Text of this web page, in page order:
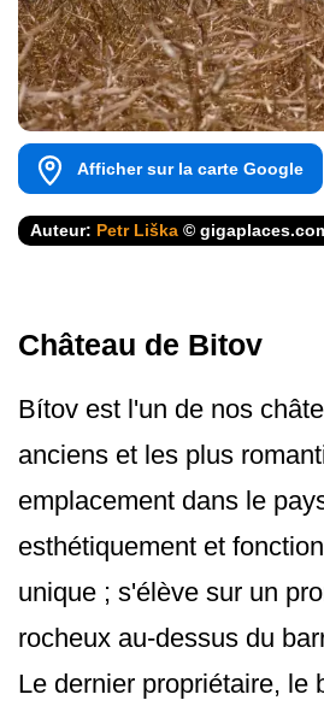
Afficher sur la carte Google
Auteur: Petr Liška ©
Château de Bitov
Bítov est l'un de nos
anciens et les plus
emplacement dans le
esthétiquement et
unique ; s'élève sur un
rocheux au-dessus du
Le dernier propriétaire, le